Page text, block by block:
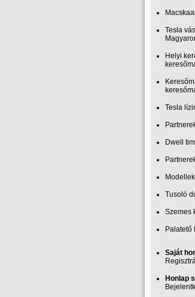
Tesla
Helyi
Tesla
Dwell
Modellek
Tusoló
Szemes
Palatető
Saját
Honlap